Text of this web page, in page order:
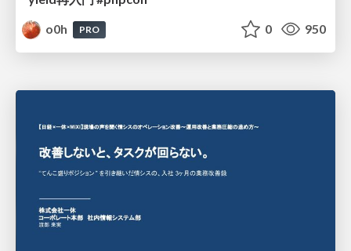
o0h
PRO 0 950